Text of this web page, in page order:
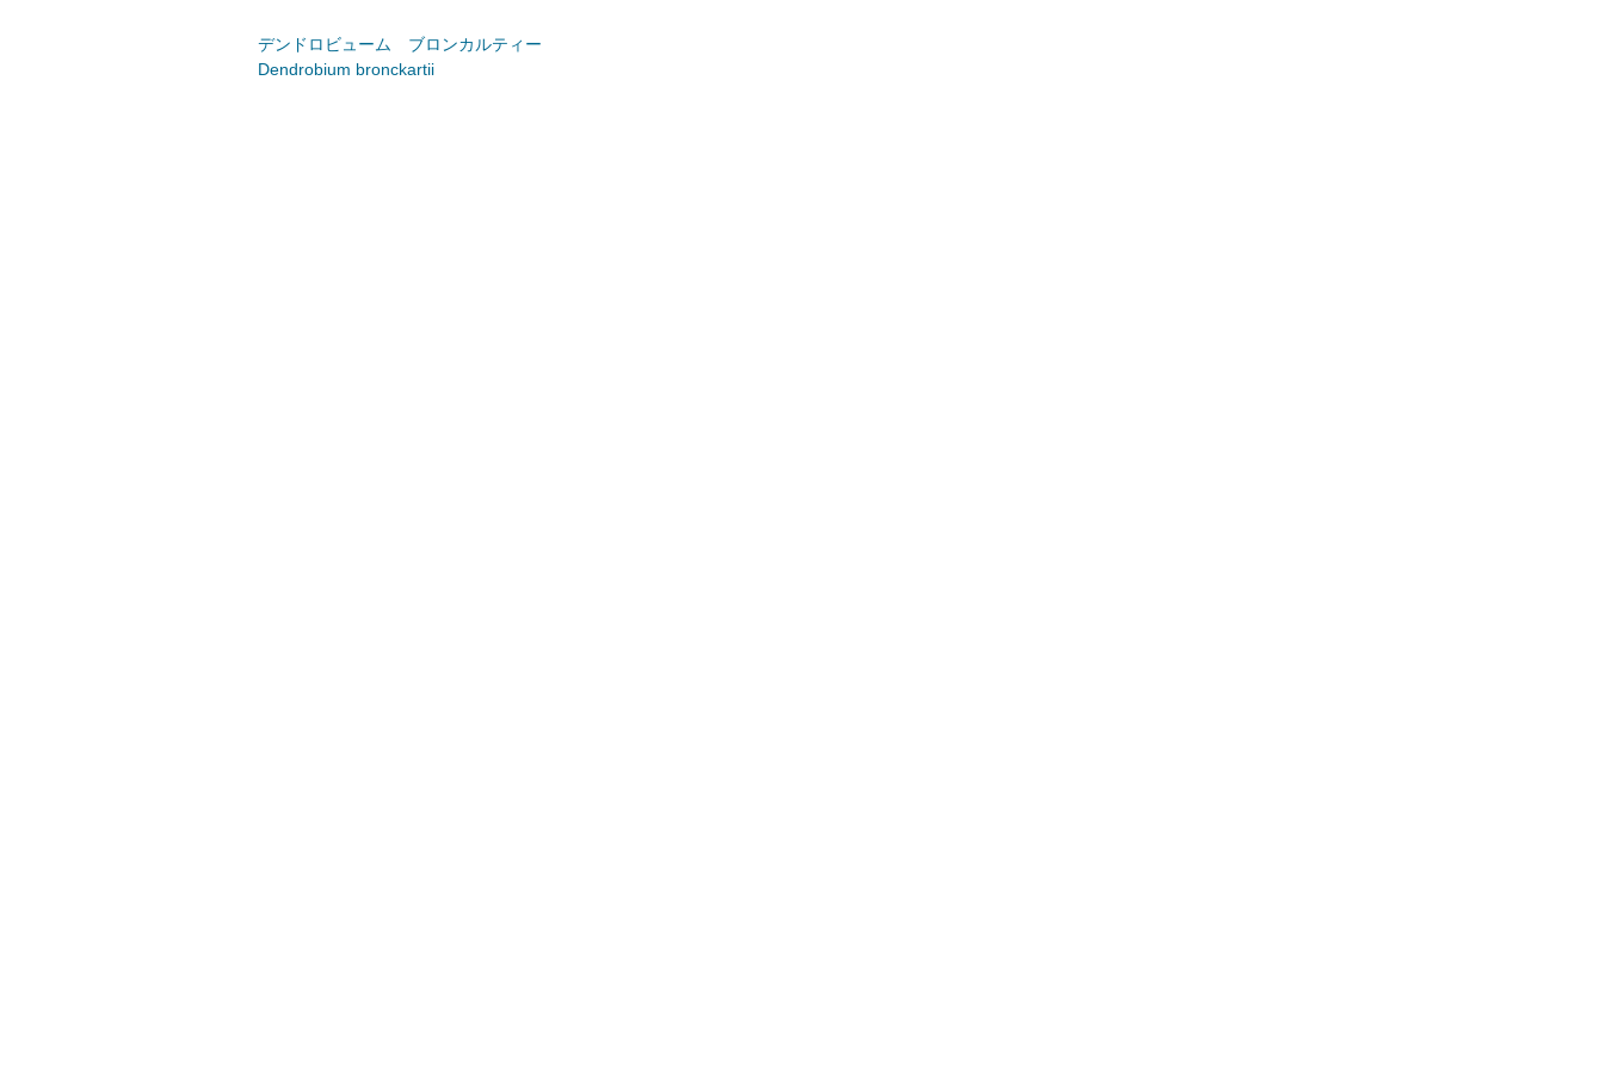
デンドロビューム　ブロンカルティー
Dendrobium bronckartii